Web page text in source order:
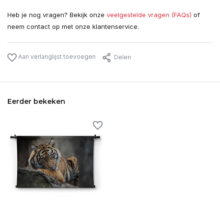
Heb je nog vragen? Bekijk onze veelgestelde vragen (FAQs) of
neem contact op met onze klantenservice.
Aan verlanglijst toevoegen Delen
Eerder bekeken